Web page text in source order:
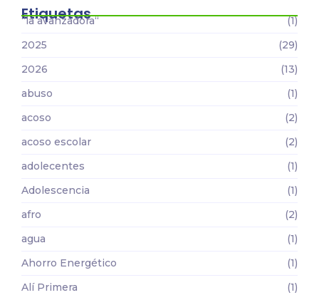
Etiquetas
“la avanzadora“
(1)
2025
(29)
2026
(13)
abuso
(1)
acoso
(2)
acoso escolar
(2)
adolecentes
(1)
Adolescencia
(1)
afro
(2)
agua
(1)
Ahorro Energético
(1)
Alí Primera
(1)